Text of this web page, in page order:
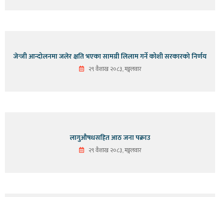
जेन्जी आन्दोलनमा जलेर क्षति भएका सामग्री लिलाम गर्ने कोशी सरकारको निर्णय
२९ वैशाख २०८३, मङ्गलवार
लागुऔषधसहित आठ जना पक्राउ
२९ वैशाख २०८३, मङ्गलवार